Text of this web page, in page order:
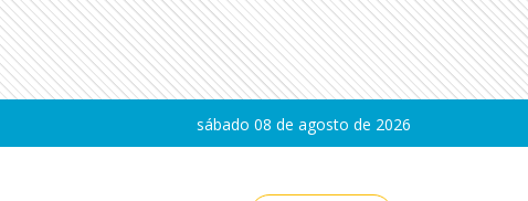
sábado 08 de agosto de 2026